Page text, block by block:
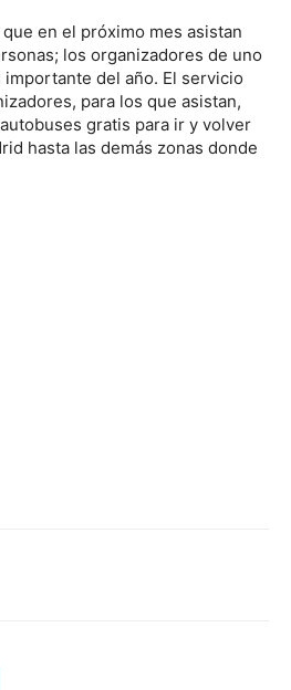
en el próximo mes asistan
los organizadores de uno
del año. El servicio
para los que asistan,
gratis para ir y volver
hasta las demás zonas donde